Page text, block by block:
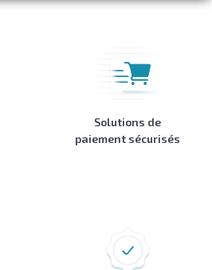
Solutions de
paiement sécurisés